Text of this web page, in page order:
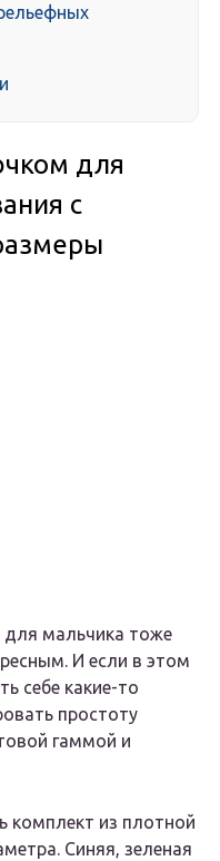
для
с
для мальчика тоже
И если в этом
себе какие-то
простоту
гаммой и
комплект из плотной
Синяя, зеленая